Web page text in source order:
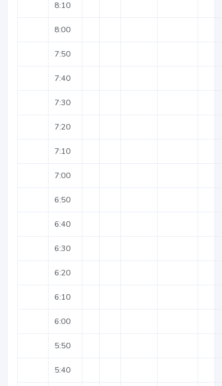
8:10
8:00
7:50
7:40
7:30
7:20
7:10
7:00
6:50
6:40
6:30
6:20
6:10
6:00
5:50
5:40